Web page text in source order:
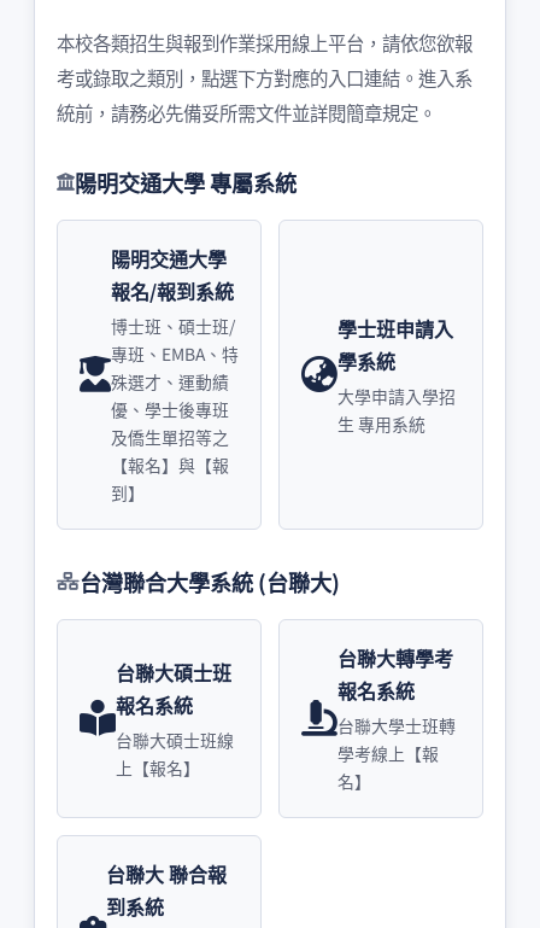
本校各類招生與報到作業採用線上平台，請依您欲報
考或錄取之類別，點選下方對應的入口連結。進入系
統前，請務必先備妥所需文件並詳閱簡章規定。
陽明交通大學 專屬系統
陽明交通大學
報名/報到系統
博士班、碩士班/
專班、EMBA、特
殊選才、運動績
優、學士後專班
及僑生單招等之
【報名】與【報
到】
學士班申請入
學系統
大學申請入學招
生 專用系統
台灣聯合大學系統 (台聯大)
台聯大碩士班
報名系統
台聯大碩士班線
上【報名】
台聯大轉學考
報名系統
台聯大學士班轉
學考線上【報
名】
台聯大 聯合報
到系統